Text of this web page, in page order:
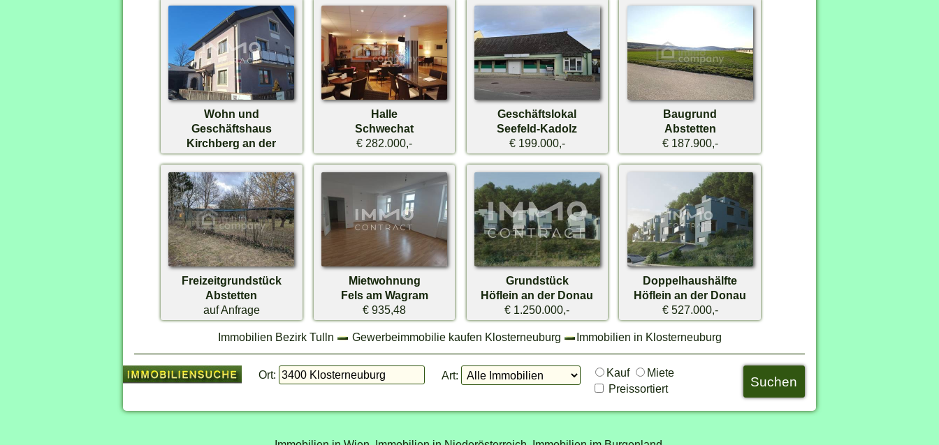
Wohn und
Geschäftshaus
Kirchberg an der
Pielach
€ 269.000,-
Halle
Schwechat
€ 282.000,-
Geschäftslokal
Seefeld-Kadolz
€ 199.000,-
Baugrund
Abstetten
€ 187.900,-
Freizeitgrundstück
Abstetten
auf Anfrage
Mietwohnung
Fels am Wagram
€ 935,48
Grundstück
Höflein an der Donau
€ 1.250.000,-
Doppelhaushälfte
Höflein an der Donau
€ 527.000,-
Immobilien Bezirk Tulln Gewerbeimmobilie kaufen Klosterneuburg Immobilien in Klosterneuburg
Ort: Art: Kauf
Miete
Preissortiert